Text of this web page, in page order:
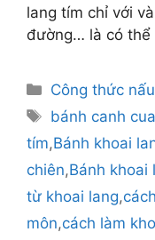
lang tím chỉ với
đường… là có
Danh
mục
Công thức
Thẻ
bánh canh
tím,Bánh khoai
chiên,Bánh khoai
từ khoai lang,
môn,cách làm